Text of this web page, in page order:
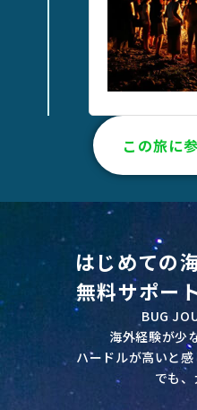
この旅に
はじめての
無料サポー
BUG
海外経験が少
ハードルが高いと感
でも、